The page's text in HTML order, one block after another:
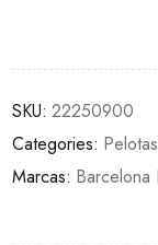
SKU: 22250900
Categories: Pelotas
Marcas: Barcelona